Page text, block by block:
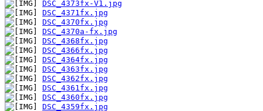
DSC_4373fx-V1.jpg
DSC_4371fx.jpg
DSC_4370fx.jpg
DSC_4370a-fx.jpg
DSC_4368fx.jpg
DSC_4366fx.jpg
DSC_4364fx.jpg
DSC_4363fx.jpg
DSC_4362fx.jpg
DSC_4361fx.jpg
DSC_4360fx.jpg
DSC_4359fx.jpg